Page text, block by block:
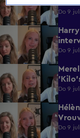
Do 9
Do 9
Do 9
Do 9